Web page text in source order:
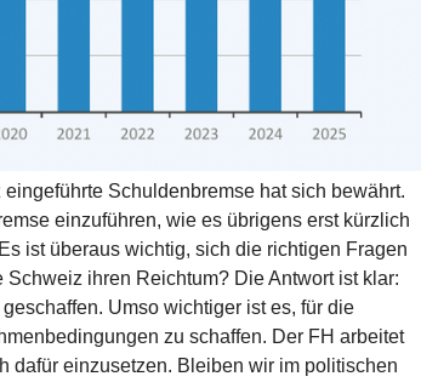
Schuldenbremse hat sich bewährt.
einzuführen, wie es übrigens erst kürzlich
ist überaus wichtig, sich die richtigen Fragen
ihren Reichtum? Die Antwort ist klar:
Umso wichtiger ist es, für die
zu schaffen. Der FH arbeitet
dafür einzusetzen. Bleiben wir im politischen